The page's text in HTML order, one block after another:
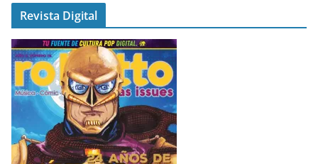
Revista Digital